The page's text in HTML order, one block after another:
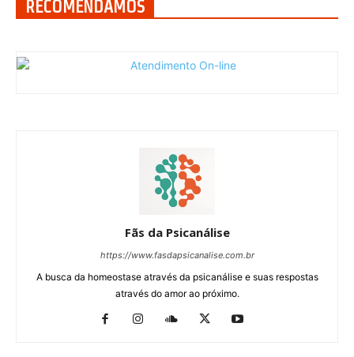
RECOMENDAMOS
Fãs da Psicanálise
https://www.fasdapsicanalise.com.br
A busca da homeostase através da psicanálise e suas respostas
através do amor ao próximo.